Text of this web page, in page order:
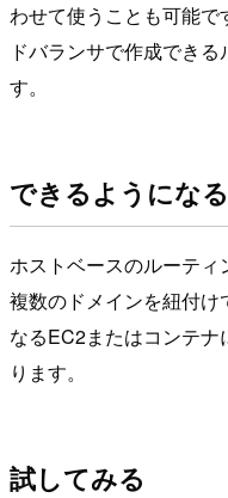
わせて使うことも可能
ドバランサで作成でき
す。
できるようにな
ホストベースのルーテ
複数のドメインを紐付
なるEC2またはコンテ
ります。
試してみる